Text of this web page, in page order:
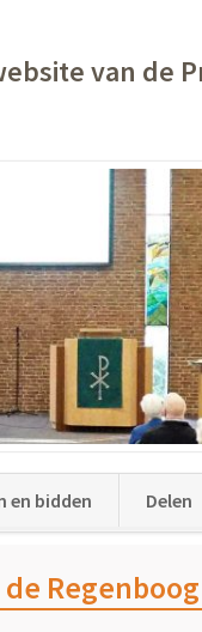
van de
en bidden Delen
Regenboog